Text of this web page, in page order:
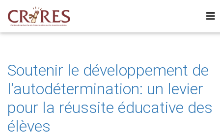
Soutenir le développement de
l’autodétermination: un levier
pour la réussite éducative des
élèves